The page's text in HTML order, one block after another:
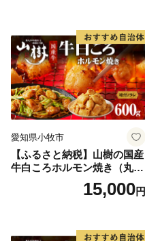
愛知県小牧市
【ふるさと納税】山樹の国産
牛白ころホルモン焼き（丸
15,000円